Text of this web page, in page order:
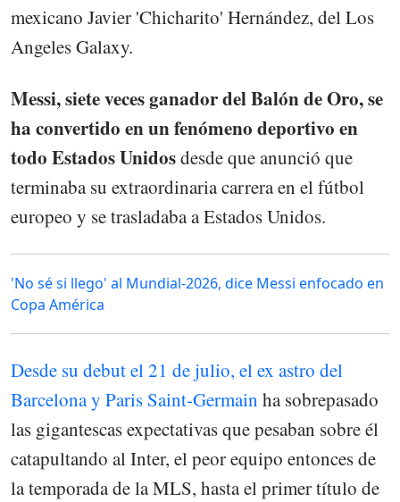
mexicano Javier 'Chicharito' Hernández, del Los
Angeles Galaxy.
Messi, siete veces ganador del Balón de Oro, se
ha convertido en un fenómeno deportivo en
todo Estados Unidosdesde que anunció que
terminaba su extraordinaria carrera en el fútbol
europeo y se trasladaba a Estados Unidos.
'No sé si llego' al Mundial-2026, dice Messi enfocado en
Copa América
Desde su debut el 21 de julio, el ex astro del
Barcelona y Paris Saint-Germain ha sobrepasado
las gigantescas expectativas que pesaban sobre él
catapultando al Inter, el peor equipo entonces de
la temporada de la MLS, hasta el primer título de